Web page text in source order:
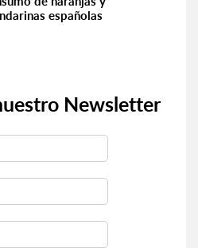
españolas
Newsletter